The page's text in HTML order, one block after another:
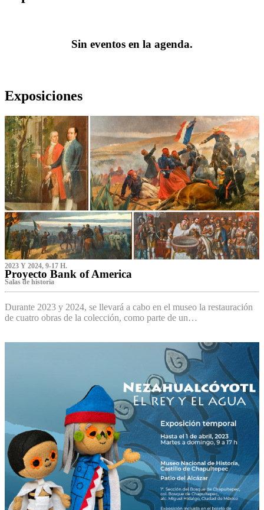
Sin eventos en la agenda.
Exposiciones
2023 Y 2024, 9-17 H.
Proyecto Bank of America
S‌alas de historia
Durante 2023 y 2024, se llevará a cabo en el museo la restauración
de cuatro obras de la colección, como parte de un…